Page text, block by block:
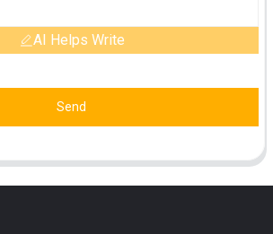
AI Helps Write
Send